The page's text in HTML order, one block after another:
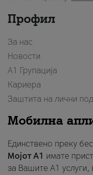
Профил
За нас
Новости
А1 Групација
Кариера
Заштита на лични
Мобилна
Единствено преку
Мојот A1 имате
за Вашите A1